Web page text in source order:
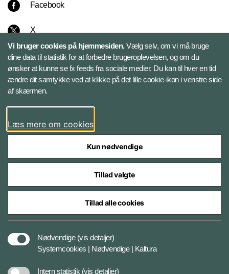
Facebook
X
Instagram
Bluesky
LinkedIn
Styrelser og myndigheder under Forsvarsministeriet
Vi bruger cookies på hjemmesiden.Vælg selv, om vi må bruge
dine data til statistik for at forbedre brugeroplevelsen, og om du
ønsker at kunne se fx feeds fra sociale medier. Du kan til hver en tid
ændre dit samtykke ved at klikke på det lille cookie-ikon i venstre side
af skærmen.
Læs mere om cookies
Kun nødvendige
Tillad valgte
Tillad alle cookies
Nødvendige (vis detaljer)
Systemcookies | Nødvendige | Kaltura
Intern statistik (vis detaljer)